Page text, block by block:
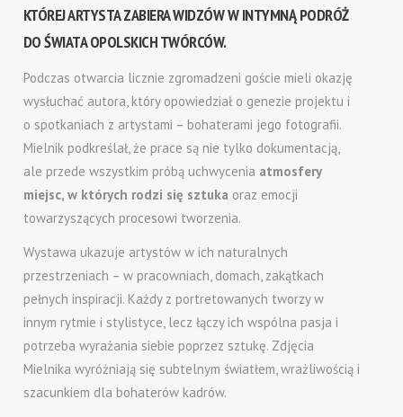
KTÓREJ ARTYSTA ZABIERA WIDZÓW W INTYMNĄ PODRÓŻ
DO ŚWIATA OPOLSKICH TWÓRCÓW.
Podczas otwarcia licznie zgromadzeni goście mieli okazję
wysłuchać autora, który opowiedział o genezie projektu i
o spotkaniach z artystami – bohaterami jego fotografii.
Mielnik podkreślał, że prace są nie tylko dokumentacją,
ale przede wszystkim próbą uchwycenia atmosfery
miejsc, w których rodzi się sztuka oraz emocji
towarzyszących procesowi tworzenia.
Wystawa ukazuje artystów w ich naturalnych
przestrzeniach – w pracowniach, domach, zakątkach
pełnych inspiracji. Każdy z portretowanych tworzy w
innym rytmie i stylistyce, lecz łączy ich wspólna pasja i
potrzeba wyrażania siebie poprzez sztukę. Zdjęcia
Mielnika wyróżniają się subtelnym światłem, wrażliwością i
szacunkiem dla bohaterów kadrów.